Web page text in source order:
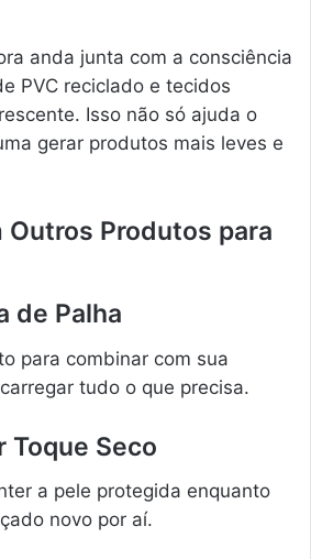
anda junta com a consciência
PVC reciclado e tecidos
Isso não só ajuda o
gerar produtos mais leves e
Outros Produtos para
de Palha
para combinar com sua
tudo o que precisa.
Toque Seco
a pele protegida enquanto
novo por aí.